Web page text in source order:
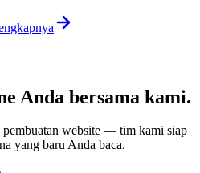
Anda bersama kami.
pembuatan website — tim kami siap
yang baru Anda baca.